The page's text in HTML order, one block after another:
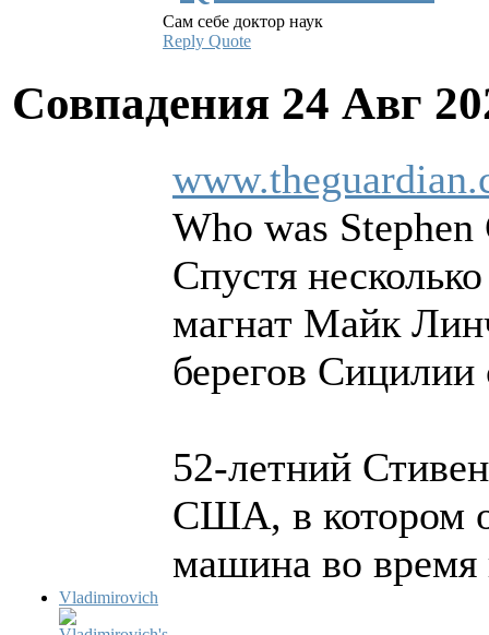
Сам себе доктор наук
Reply Quote
Совпадения 24 Авг
Vladimirovich
Who was
Спустя
магнат Майк
берегов Сицилии
52-летний
США, в котором
машина во